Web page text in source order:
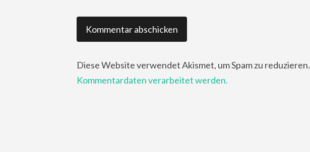
Diese Website verwendet Akismet, um Spam zu reduzieren.
Kommentardaten verarbeitet werden.